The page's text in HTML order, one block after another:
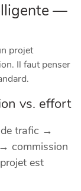
—
projet
Il faut penser
vs. effort
trafic →
commission
est